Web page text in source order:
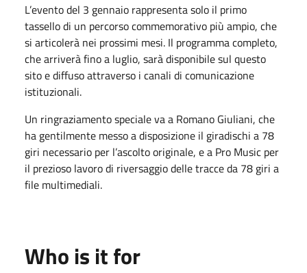
L’evento del 3 gennaio rappresenta solo il primo
tassello di un percorso commemorativo più ampio, che
si articolerà nei prossimi mesi. Il programma completo,
che arriverà fino a luglio, sarà disponibile sul questo
sito e diffuso attraverso i canali di comunicazione
istituzionali.
Un ringraziamento speciale va a Romano Giuliani, che
ha gentilmente messo a disposizione il giradischi a 78
giri necessario per l’ascolto originale, e a Pro Music per
il prezioso lavoro di riversaggio delle tracce da 78 giri a
file multimediali.
Who is it for